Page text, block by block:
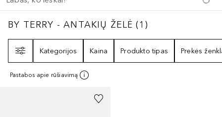
BY TERRY - ANTAKIŲ ŽELĖ 1
BY TERRY - ANTAKIŲ ŽELĖ (1 )
Kategorijos
Kaina Produkto tipas Prekės
Pastabos apie rūšiavimą